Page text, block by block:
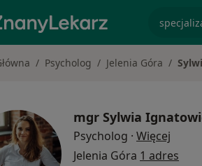
Psycholog Jelenia Góra
mgr Sylwia
Psycholog · Więcej
Jelenia Góra 1 adres